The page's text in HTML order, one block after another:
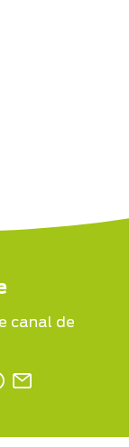
canal de